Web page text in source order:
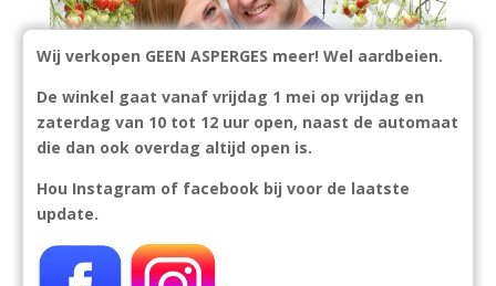
Wij verkopen GEEN ASPERGES meer! Wel aardbeien.
De winkel gaat vanaf vrijdag 1 mei op vrijdag en
zaterdag van 10 tot 12 uur open, naast de automaat
die dan ook overdag altijd open is.
Hou Instagram of facebook bij voor de laatste
update.